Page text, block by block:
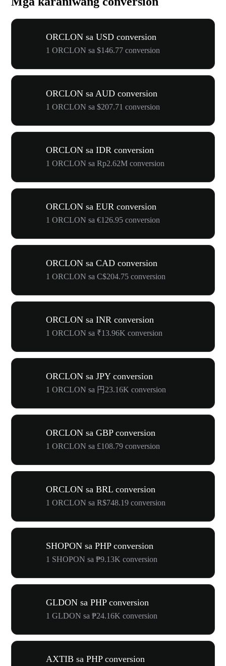
ORCLON sa USD conversion
1 ORCLON sa $146.77 conversion
ORCLON sa AUD conversion
1 ORCLON sa $207.71 conversion
ORCLON sa IDR conversion
1 ORCLON sa Rp2.62M conversion
ORCLON sa EUR conversion
1 ORCLON sa €126.95 conversion
ORCLON sa CAD conversion
1 ORCLON sa C$204.75 conversion
ORCLON sa INR conversion
1 ORCLON sa ₹13.96K conversion
ORCLON sa JPY conversion
1 ORCLON sa 円23.16K conversion
ORCLON sa GBP conversion
1 ORCLON sa £108.79 conversion
ORCLON sa BRL conversion
1 ORCLON sa R$748.19 conversion
SHOPON sa PHP conversion
1 SHOPON sa ₱9.13K conversion
GLDON sa PHP conversion
1 GLDON sa ₱24.16K conversion
AXTIB sa PHP conversion